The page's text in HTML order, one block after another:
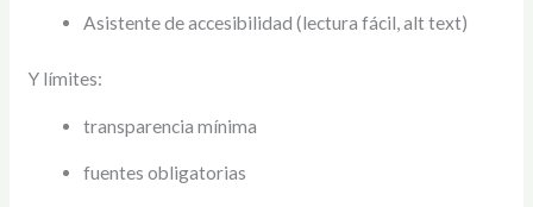
Asistente de accesibilidad (lectura fácil, alt text)
Y límites:
transparencia mínima
fuentes obligatorias